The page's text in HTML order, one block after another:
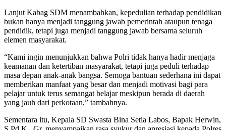
Lanjut Kabag SDM menambahkan, kepedulian terhadap pendidikan
bukan hanya menjadi tanggung jawab pemerintah ataupun tenaga
pendidik, tetapi juga menjadi tanggung jawab bersama seluruh
elemen masyarakat.
“Kami ingin menunjukkan bahwa Polri tidak hanya hadir menjaga
keamanan dan ketertiban masyarakat, tetapi juga peduli terhadap
masa depan anak-anak bangsa. Semoga bantuan sederhana ini dapat
memberikan manfaat yang besar dan menjadi motivasi bagi para
pelajar untuk terus semangat belajar meskipun berada di daerah
yang jauh dari perkotaan,” tambahnya.
Sementara itu, Kepala SD Swasta Bina Setia Labos, Bapak Herwin,